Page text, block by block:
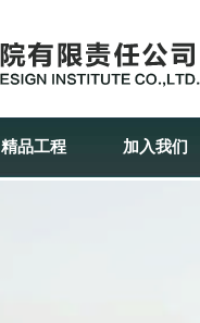
精品工程 加入我们